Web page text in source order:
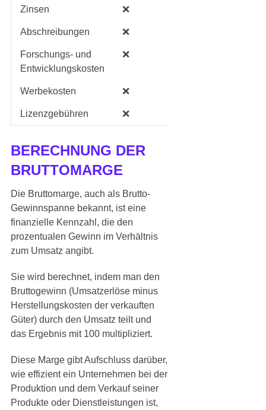
Zinsen ❌
Abschreibungen ❌
Forschungs- und
Entwicklungskosten
❌
Werbekosten ❌
Lizenzgebühren ❌
BERECHNUNG DER
BRUTTOMARGE
Die Bruttomarge, auch als Brutto-
Gewinnspanne bekannt, ist eine
finanzielle Kennzahl, die den
prozentualen Gewinn im Verhältnis
zum Umsatz angibt.
Sie wird berechnet, indem man den
Bruttogewinn (Umsatzerlöse minus
Herstellungskosten der verkauften
Güter) durch den Umsatz teilt und
das Ergebnis mit 100 multipliziert.
Diese Marge gibt Aufschluss darüber,
wie effizient ein Unternehmen bei der
Produktion und dem Verkauf seiner
Produkte oder Dienstleistungen ist,